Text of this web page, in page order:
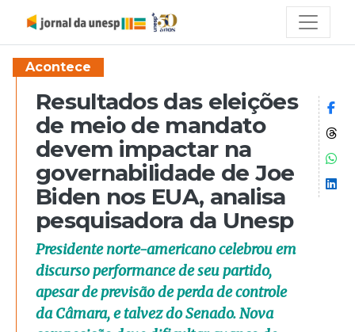
Acontece
Resultados das eleições
de meio de mandato
devem impactar na
governabilidade de Joe
Biden nos EUA, analisa
pesquisadora da Unesp
Presidente norte-americano celebrou em
discurso performance de seu partido,
apesar de previsão de perda de controle
da Câmara, e talvez do Senado. Nova